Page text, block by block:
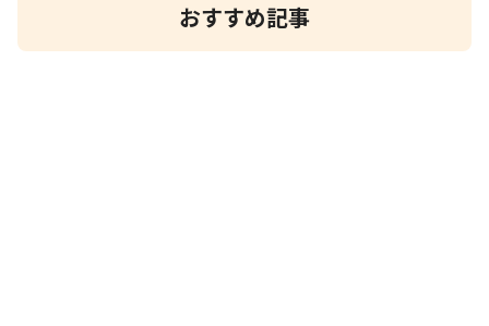
おすすめ記事